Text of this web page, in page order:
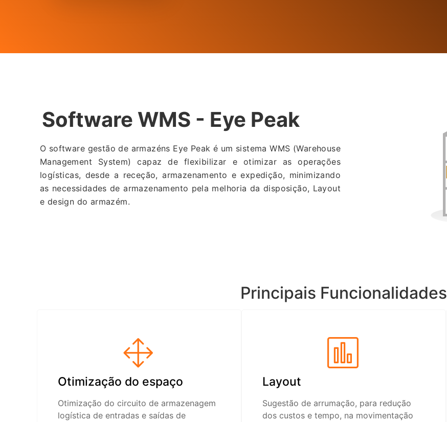
Software WMS - Eye Peak
O software gestão de armazéns Eye Peak é um sistema WMS (Warehouse
Management System) capaz de flexibilizar e otimizar as operações
logísticas, desde a receção, armazenamento e expedição, minimizando
as necessidades de armazenamento pela melhoria da disposição, Layout
e design do armazém.
Principais Funcionalidades
Otimização do espaço
Otimização do circuito de armazenagem
logística de entradas e saídas de
Layout
Sugestão de arrumação, para redução
dos custos e tempo, na movimentação